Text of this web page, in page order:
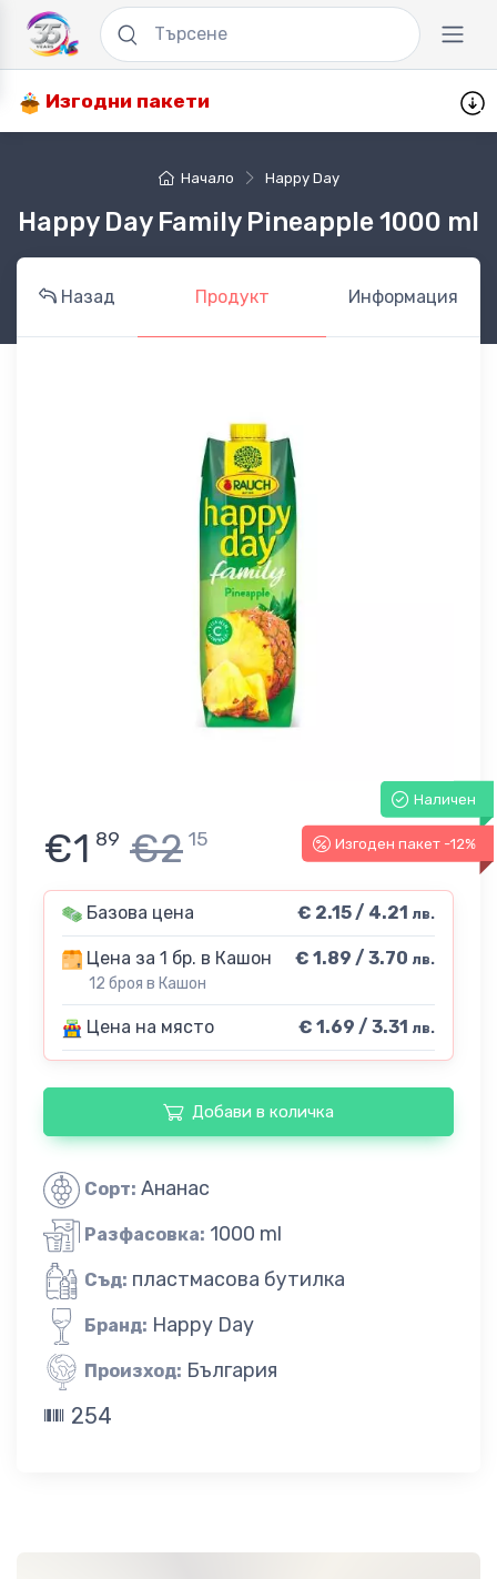
Изгодни пакети
Начало Happy Day
Happy Day Family Pineapple 1000 ml
Назад Продукт Информация
Наличен
Изгоден пакет -12%
€1 89 €2 15
Базова цена € 2.15 / 4.21 лв.
Цена за 1 бр. в Кашон
12 броя в Кашон
€ 1.89 / 3.70 лв.
Цена на място € 1.69 / 3.31 лв.
Добави в количка
Сорт: Ананас
Разфасовка: 1000 ml
Съд: пластмасова бутилка
Бранд: Happy Day
Произход: България
254